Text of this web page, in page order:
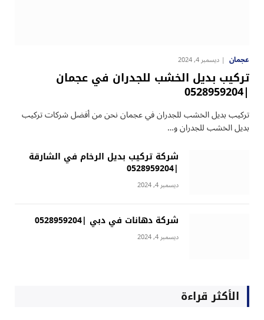
عجمان ديسمبر 4, 2024
تركيب بديل الخشب للجدران في عجمان
|0528959204
تركيب بديل الخشب للجدران في عجمان نحن من أفضل شركات تركيب
بديل الخشب للجدران و…
شركة تركيب بديل الرخام في الشارقة
|0528959204
ديسمبر 4, 2024
شركة دهانات في دبي |0528959204
ديسمبر 4, 2024
الأكثر قراءة